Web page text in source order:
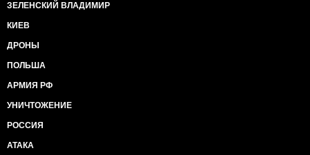
ЗЕЛЕНСКИЙ ВЛАДИМИР
КИЕВ
ДРОНЫ
ПОЛЬША
АРМИЯ РФ
УНИЧТОЖЕНИЕ
РОССИЯ
АТАКА